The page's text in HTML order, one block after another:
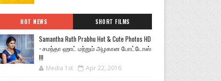
HOT NEWS SHORT FILMS
Samantha Ruth Prabhu Hot & Cute Photos HD
- சமந்தா ஹாட் மற்றும் அழகான போட்டோஸ்
!!!
Media 1st Apr 22, 2016